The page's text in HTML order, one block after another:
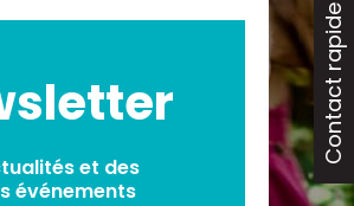
et des
événements
Contact rapide